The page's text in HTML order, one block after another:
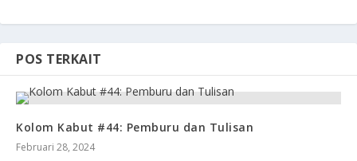
POS TERKAIT
Kolom Kabut #44: Pemburu dan Tulisan
Februari 28, 2024